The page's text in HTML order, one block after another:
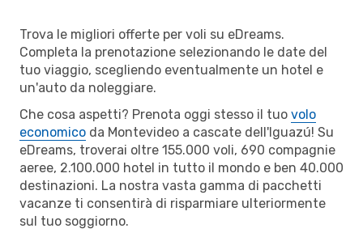
Trova le migliori offerte per voli su eDreams.
Completa la prenotazione selezionando le date del
tuo viaggio, scegliendo eventualmente un hotel e
un'auto da noleggiare.
Che cosa aspetti? Prenota oggi stesso il tuo volo
economico da Montevideo a cascate dell'Iguazú! Su
eDreams, troverai oltre 155.000 voli, 690 compagnie
aeree, 2.100.000 hotel in tutto il mondo e ben 40.000
destinazioni. La nostra vasta gamma di pacchetti
vacanze ti consentirà di risparmiare ulteriormente
sul tuo soggiorno.